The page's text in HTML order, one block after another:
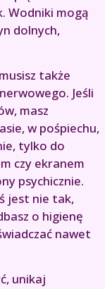
Wodniki mogą
dolnych,
także
Jeśli
masz
w pośpiechu,
tylko do
czy ekranem
psychicznie.
jest nie tak,
o higienę
nawet
unikaj